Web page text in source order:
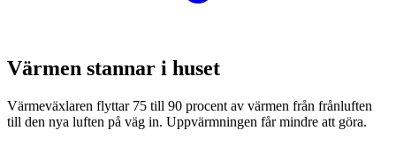
Värmen stannar i huset
Värmeväxlaren flyttar 75 till 90 procent av värmen från frånluften
till den nya luften på väg in. Uppvärmningen får mindre att göra.